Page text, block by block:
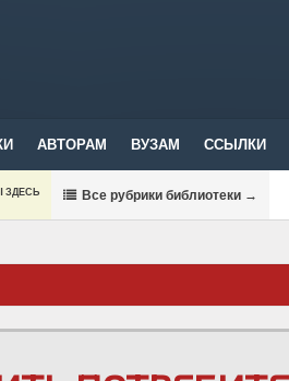
АВТОРАМ ВУЗАМ ССЫЛКИ
ЗДЕСЬ Все рубрики библиотеки →